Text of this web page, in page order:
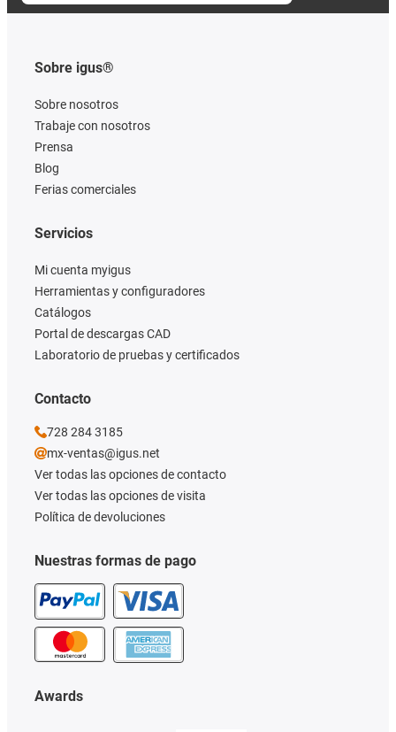
Sobre igus®
Sobre nosotros
Trabaje con nosotros
Prensa
Blog
Ferias comerciales
Nuestras formas de pago
Servicios
Mi cuenta myigus
Herramientas y configuradores
Catálogos
Portal de descargas CAD
Laboratorio de pruebas y certificados
Awards
Contacto
728 284 3185
mx-ventas@igus.net
Ver todas las opciones de contacto
Ver todas las opciones de visita
Política de devoluciones